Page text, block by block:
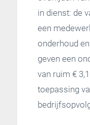
in dienst: de
een
onderhoud
geven een
van ruim €
toepassing